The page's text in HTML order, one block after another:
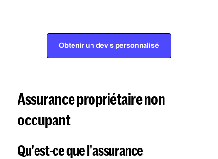
Obtenir un devis personnalisé
Assurance propriétaire non
occupant
Qu'est-ce que l'assurance